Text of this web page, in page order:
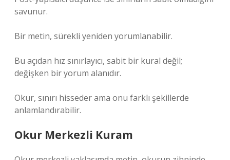
savunur.
Bir metin, sürekli yeniden yorumlanabilir.
Bu açıdan hız sınırlayıcı, sabit bir kural değil;
değişken bir yorum alanıdır.
Okur, sınırı hisseder ama onu farklı şekillerde
anlamlandırabilir.
Okur Merkezli Kuram